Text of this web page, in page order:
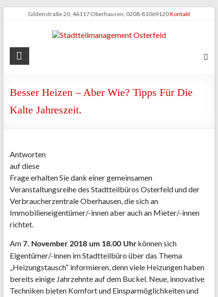
Gildenstraße 20, 46117 Oberhausen, 0208-81069120Kontakt
Stadtteilmanagement
Besser Heizen – Aber Wie? Tipps Für Die
Kalte Jahreszeit.
Antworten
auf diese
Frage erhalten Sie dank einer gemeinsamen
Veranstaltungsreihe des Stadtteilbüros Osterfeld und der
Verbraucherzentrale Oberhausen, die sich an
Immobilieneigentümer/-innen aber auch an Mieter/-innen
richtet.
Am7. November 2018 um 18.00 Uhrkönnen sich
Eigentümer/-innen im Stadtteilbüro über das Thema
„Heizungstausch“ informieren, denn viele Heizungen haben
bereits einige Jahrzehnte auf dem Buckel. Neue, innovative
Techniken bieten Komfort und Einsparmöglichkeiten und